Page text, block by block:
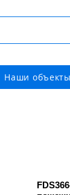
Наши объекты